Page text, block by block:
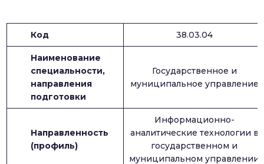
Код 38.03.04
Наименование
специальности,
направления
подготовки
Государственное и
муниципальное управление
Направленность
(профиль)
Информационно-
аналитические технологии в
государственном и
муниципальном управлении